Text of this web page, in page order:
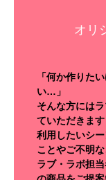
オリ
「何か作りた
い…」
そんな方には
ていただきます
利用したいシ
ことやご不明
ラブ・ラボ担